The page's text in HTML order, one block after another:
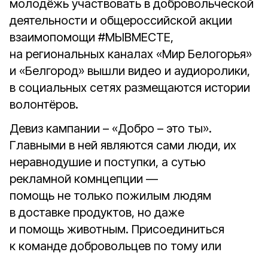
молодёжь участвовать в добровольческой
деятельности и общероссийской акции
взаимопомощи #МЫВМЕСТЕ,
на региональных каналах «Мир Белогорья»
и «Белгород» вышли видео и аудиоролики,
в социальных сетях размещаются истории
волонтёров.
Девиз кампании – «Добро – это ты».
Главными в ней являются сами люди, их
неравнодушие и поступки, а сутью
рекламной комнцепции —
помощь не только пожилым людям
в доставке продуктов, но даже
и помощь животным. Присоединиться
к команде добровольцев по тому или